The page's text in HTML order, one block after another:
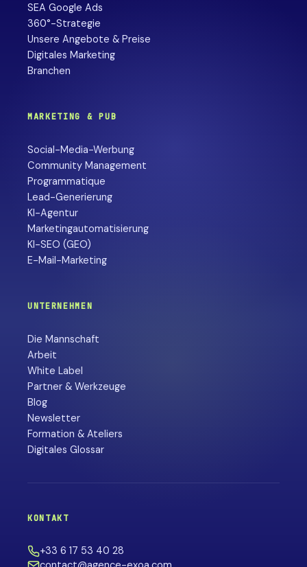
SEA Google Ads
360°-Strategie
Unsere Angebote & Preise
Digitales Marketing
Branchen
MARKETING & PUB
Social-Media-Werbung
Community Management
Programmatique
Lead-Generierung
KI-Agentur
Marketingautomatisierung
KI-SEO (GEO)
E-Mail-Marketing
UNTERNEHMEN
Die Mannschaft
Arbeit
White Label
Partner & Werkzeuge
Blog
Newsletter
Formation & Ateliers
Digitales Glossar
KONTAKT
+33 6 17 53 40 28